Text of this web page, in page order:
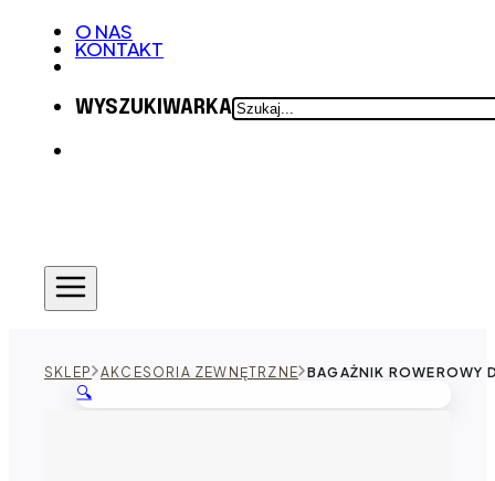
O NAS
KONTAKT
WYSZUKIWARKASZUKAJ
SKLEP AKCESORIA ZEWNĘTRZNE BAGAŻNIK ROWEROWY
🔍